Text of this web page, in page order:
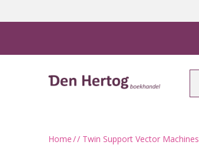
Home// Twin Support Vector Machines